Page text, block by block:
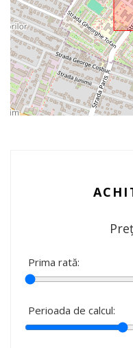
Prima rată:
Perioada de calcul: